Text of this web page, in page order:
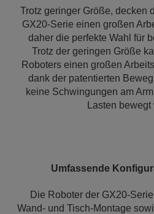
Trotz geringer Größe, decken
GX20-Serie einen großen
daher die perfekte Wahl für
Trotz der geringen Größe
Roboters einen großen
dank der patentierten
keine Schwingungen am
Lasten
Umfassende
Die Roboter der GX20-
Wand- und Tisch-Montage